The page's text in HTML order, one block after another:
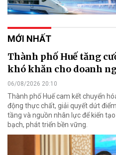
MỚI NHẤT
Thành phố Huế tăng
khó khăn cho doanh
06/08/2026 20:10
Thành phố Huế cam kết chuyển
động thực chất, giải quyết dứt
tầng và nguồn nhân lực để kiến
bạch, phát triển bền vững.